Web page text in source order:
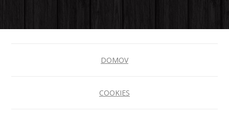
DOMOV
COOKIES